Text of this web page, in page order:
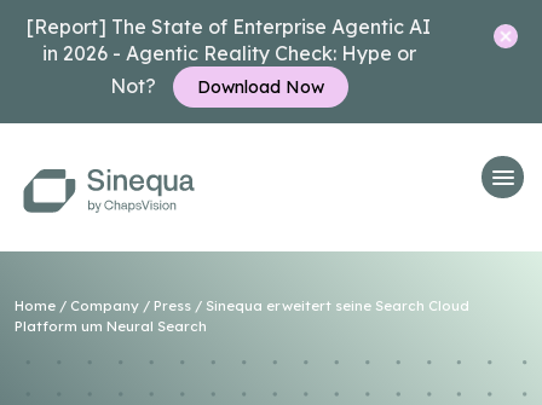
[Report] The State of Enterprise Agentic AI
in 2026 - Agentic Reality Check: Hype or
Not?
Download Now
Home / Company / Press / Sinequa erweitert seine Search Cloud
Platform um Neural Search